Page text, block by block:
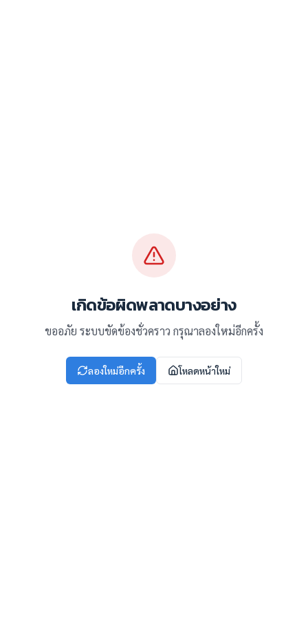
เกิดข้อผิดพลาดบางอย่าง
ขออภัย ระบบขัดข้องชั่วคราว กรุณาลองใหม่อีกครั้ง
ลองใหม่อีกครั้ง โหลดหน้าใหม่